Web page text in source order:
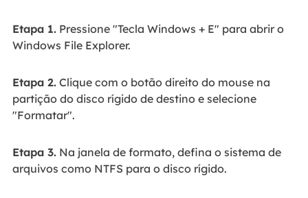
Etapa 1.Pressione "Tecla Windows + E" para abrir o
Windows File Explorer.
Etapa 2.Clique com o botão direito do mouse na
partição do disco rígido de destino e selecione
"Formatar".
Etapa 3.Na janela de formato, defina o sistema de
arquivos como NTFS para o disco rígido.